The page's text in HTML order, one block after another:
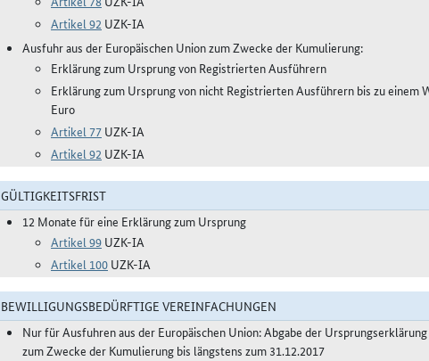
Artikel 92 UZK-IA
Ausfuhr aus der Europäischen Union zum Zwecke der Kumulierung:
Erklärung zum Ursprung von Registrierten Ausführern
Erklärung zum Ursprung von nicht Registrierten Ausführern bis zu
Euro
Artikel 77 UZK-IA
Artikel 92 UZK-IA
GÜLTIGKEITSFRIST
12 Monate für eine Erklärung zum Ursprung
Artikel 99 UZK-IA
Artikel 100 UZK-IA
BEWILLIGUNGSBEDÜRFTIGE VEREINFACHUNGEN
Nur für Ausfuhren aus der Europäischen Union: Abgabe der
zum Zwecke der Kumulierung bis längstens zum 31.12.2017